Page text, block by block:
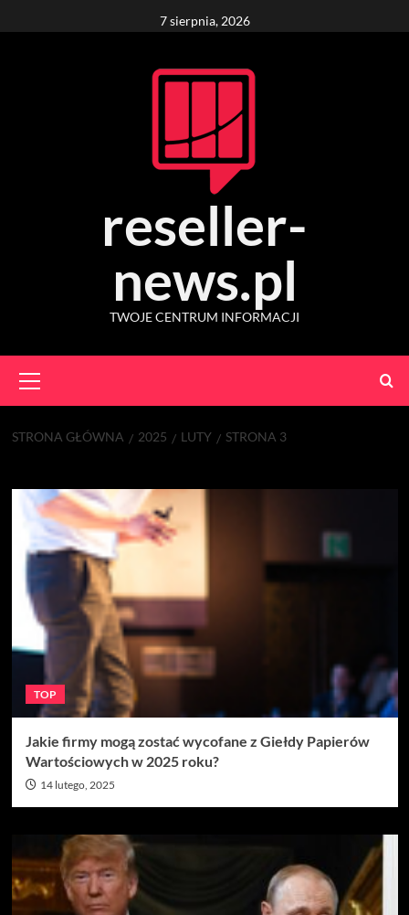
to
7 sierpnia, 2026
reseller-
news.pl
TWOJE CENTRUM INFORMACJI
Menu
STRONA GŁÓWNA 2025 LUTY STRONA 3
TOP
Jakie firmy mogą zostać wycofane z Giełdy Papierów
Wartościowych w 2025 roku?
14 lutego, 2025